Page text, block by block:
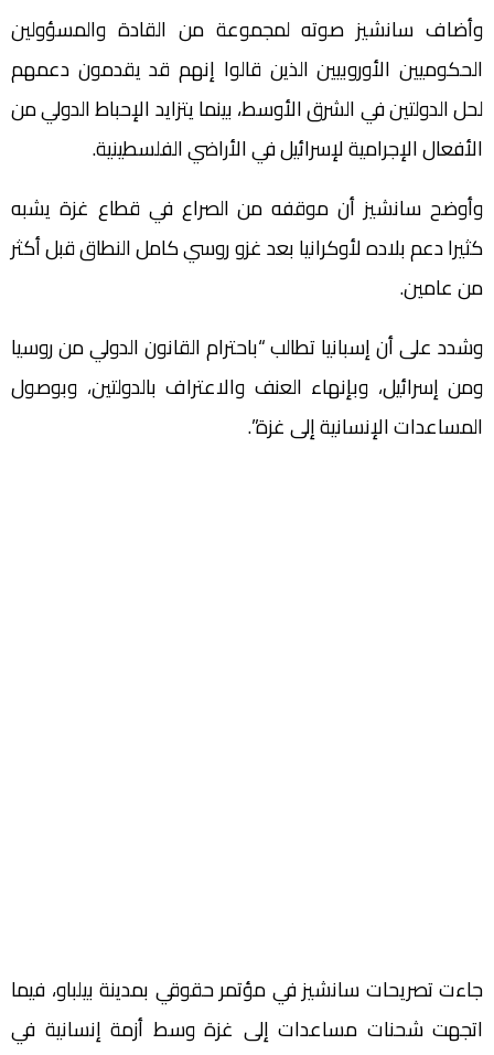
وأضاف سانشيز صوته لمجموعة من القادة والمسؤولين
الحكوميين الأوروبيين الذين قالوا إنهم قد يقدمون دعمهم
لحل الدولتين في الشرق الأوسط، بينما يتزايد الإحباط الدولي من
الأفعال الإجرامية لإسرائيل في الأراضي الفلسطينية.
وأوضح سانشيز أن موقفه من الصراع في قطاع غزة يشبه
كثيرا دعم بلاده لأوكرانيا بعد غزو روسي كامل النطاق قبل أكثر
من عامين.
وشدد على أن إسبانيا تطالب “باحترام القانون الدولي من روسيا
ومن إسرائيل، وبإنهاء العنف والاعتراف بالدولتين، وبوصول
المساعدات الإنسانية إلى غزة”.
جاءت تصريحات سانشيز في مؤتمر حقوقي بمدينة بيلباو، فيما
اتجهت شحنات مساعدات إلى غزة وسط أزمة إنسانية في